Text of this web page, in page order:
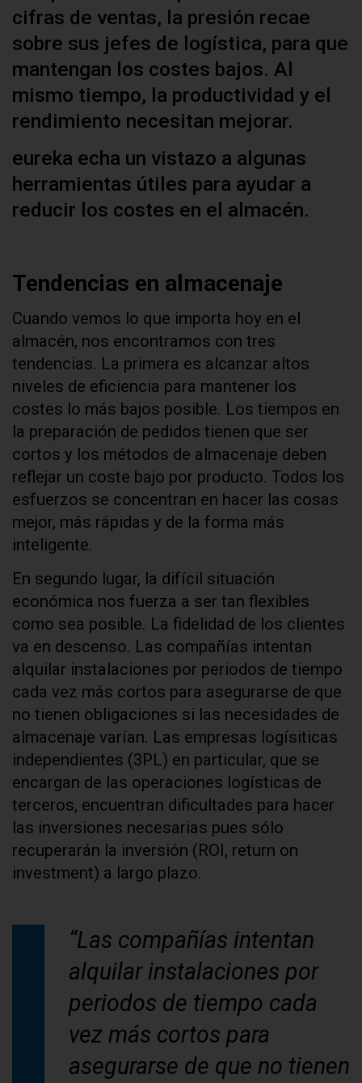
cifras de ventas, la presión recae
sobre sus jefes de logística, para que
mantengan los costes bajos. Al
mismo tiempo, la productividad y el
rendimiento necesitan mejorar.
eureka echa un vistazo a algunas
herramientas útiles para ayudar a
reducir los costes en el almacén.
Tendencias en almacenaje
Cuando vemos lo que importa hoy en el
almacén, nos encontramos con tres
tendencias. La primera es alcanzar altos
niveles de eficiencia para mantener los
costes lo más bajos posible. Los tiempos en
la preparación de pedidos tienen que ser
cortos y los métodos de almacenaje deben
reflejar un coste bajo por producto. Todos los
esfuerzos se concentran en hacer las cosas
mejor, más rápidas y de la forma más
inteligente.
En segundo lugar, la difícil situación
económica nos fuerza a ser tan flexibles
como sea posible. La fidelidad de los clientes
va en descenso. Las compañías intentan
alquilar instalaciones por periodos de tiempo
cada vez más cortos para asegurarse de que
no tienen obligaciones si las necesidades de
almacenaje varían. Las empresas logísiticas
independientes (3PL) en particular, que se
encargan de las operaciones logísticas de
terceros, encuentran dificultades para hacer
las inversiones necesarias pues sólo
recuperarán la inversión (ROI, return on
investment) a largo plazo.
“Las compañías intentan
alquilar instalaciones por
periodos de tiempo cada
vez más cortos para
asegurarse de que no tienen